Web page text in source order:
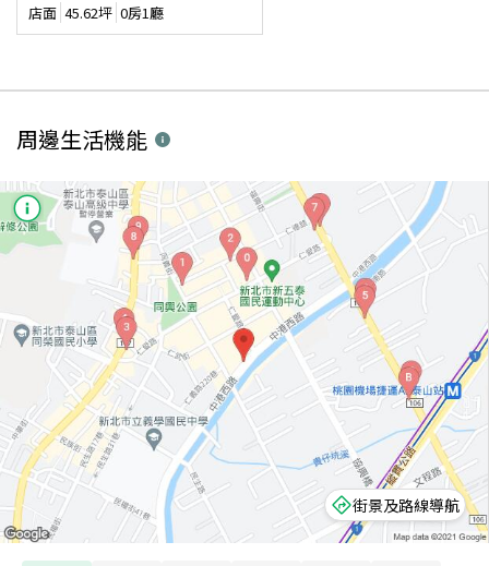
店面 45.62坪 0房1廳
周邊生活機能
街景及路線導航